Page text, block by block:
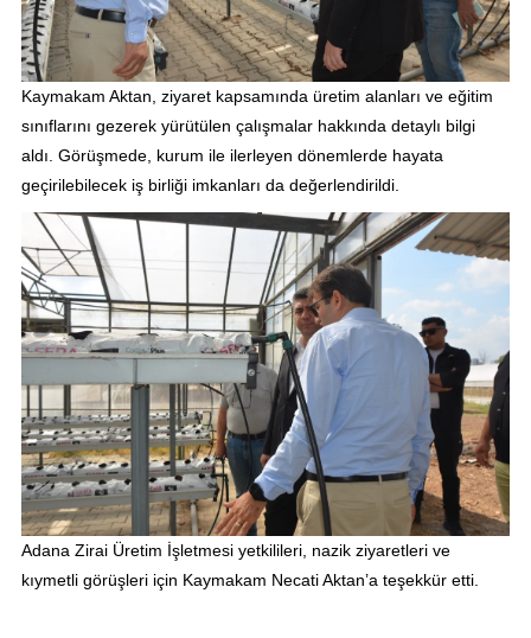
Kaymakam Aktan, ziyaret kapsamında üretim alanları ve eğitim
sınıflarını gezerek yürütülen çalışmalar hakkında detaylı bilgi
aldı. Görüşmede, kurum ile ilerleyen dönemlerde hayata
geçirilebilecek iş birliği imkanları da değerlendirildi.
Adana Zirai Üretim İşletmesi yetkilileri, nazik ziyaretleri ve
kıymetli görüşleri için Kaymakam Necati Aktan’a teşekkür etti.